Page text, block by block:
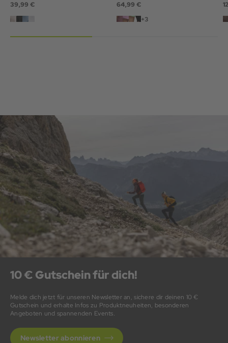
39,99 €
64,99 €
+3
10 € Gutschein für dich!
Melde dich jetzt für unseren Newsletter an, sichere dir deinen 10 €
Gutschein und erhalte Infos zu Produktneuheiten, besonderen
Angeboten und spannenden Events.
Newsletter abonnieren